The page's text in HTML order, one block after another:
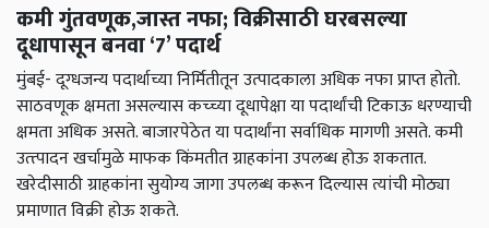
कमी गुंतवणूक,जास्त नफा; विक्रीसाठी घरबसल्या
दूधापासून बनवा ‘7’ पदार्थ
मुंबई- दूग्धजन्य पदार्थाच्या निर्मितीतून उत्पादकाला अधिक नफा प्राप्त होतो.
साठवणूक क्षमता असल्यास कच्च्या दूधापेक्षा या पदार्थांची टिकाऊ धरण्याची
क्षमता अधिक असते. बाजारपेठेत या पदार्थांना सर्वाधिक मागणी असते. कमी
उत्त्पादन खर्चामुळे माफक किंमतीत ग्राहकांना उपलब्ध होऊ शकतात.
खरेदीसाठी ग्राहकांना सुयोग्य जागा उपलब्ध करून दिल्यास त्यांची मोठ्या
प्रमाणात विक्री होऊ शकते.